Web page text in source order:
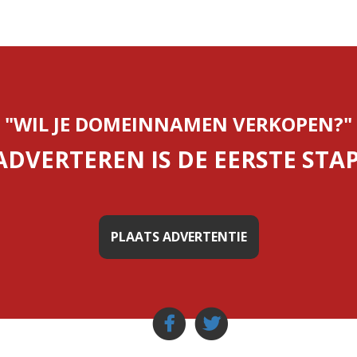
"WIL JE DOMEINNAMEN VERKOPEN?"
IS DE EERSTE
PLAATS ADVERTENTIE